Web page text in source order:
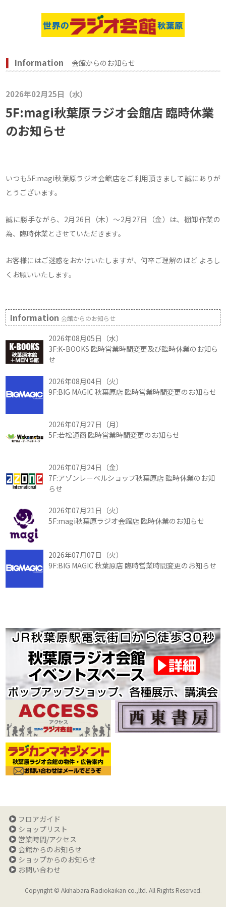
Information 会館からのお知らせ
2026年02月25日（水）
5F:magi秋葉原ラジオ会館店 臨時休業
のお知らせ
いつも5F:magi秋葉原ラジオ会館店をご利用頂きまして誠にありが
とうございます。
誠に勝手ながら、2月26日（木）～2月27日（金）は、棚卸作業の
為、臨時休業とさせていただきます。
お客様にはご迷惑をおかけいたしますが、何卒ご理解のほど よろし
くお願いいたします。
Information会館からのお知らせ
2026年08月05日（水）
3F:K-BOOKS 臨時営業時間変更及び臨時休業のお知ら
せ
2026年08月04日（火）
9F:BIG MAGIC 秋葉原店 臨時営業時間変更のお知らせ
2026年07月27日（月）
5F:若松通商 臨時営業時間変更のお知らせ
2026年07月24日（金）
7F:アゾンレーベルショップ秋葉原店 臨時休業のお知
らせ
2026年07月21日（火）
5F:magi秋葉原ラジオ会館店 臨時休業のお知らせ
2026年07月07日（火）
9F:BIG MAGIC 秋葉原店 臨時営業時間変更のお知らせ
フロアガイド
ショップリスト
営業時間/アクセス
会館からのお知らせ
ショップからのお知らせ
お問い合わせ
Copyright © Akihabara Radiokaikan co.,ltd. All Rights Reserved.